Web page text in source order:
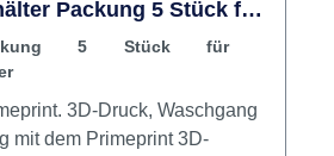
Packung 5 Stück für
5 Stück für
Waschgang
mit dem Primeprint 3D-